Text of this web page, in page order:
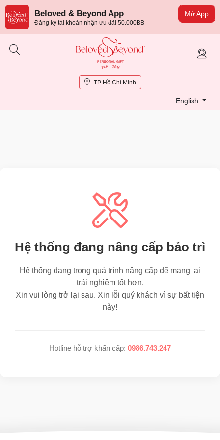
Mở App
Beloved & Beyond App
Đăng ký tài khoản nhận ưu đãi 50.000BB
TP Hồ Chí Minh
English
Hệ thống đang nâng cấp bảo trì
Hệ thống đang trong quá trình nâng cấp để mang lại
trải nghiệm tốt hơn.
Xin vui lòng trở lại sau. Xin lỗi quý khách vì sự bất tiện
này!
Hotline hỗ trợ khẩn cấp: 0986.743.247